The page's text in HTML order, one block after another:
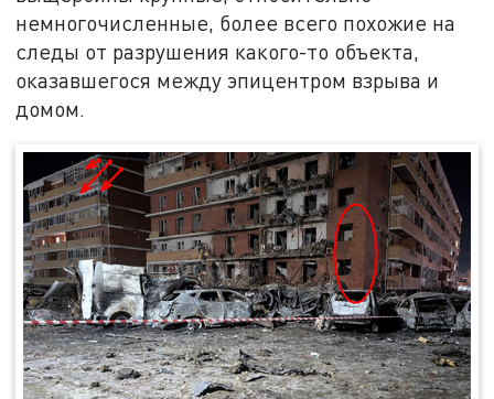
немногочисленные, более всего похожие на
следы от разрушения какого-то объекта,
оказавшегося между эпицентром взрыва и
домом.